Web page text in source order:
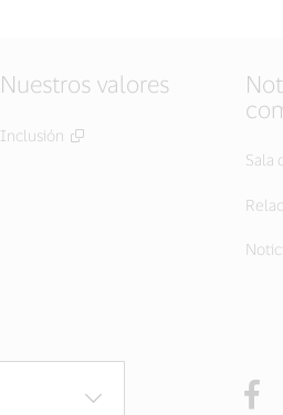
Nuestros valores
Inclusión
Sala